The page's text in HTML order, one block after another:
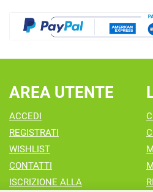
AREA UTENTE
ACCEDI
REGISTRATI
WISHLIST
CONTATTI
ISCRIZIONE ALLA